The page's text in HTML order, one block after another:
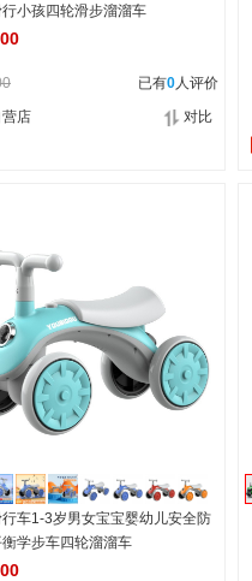
行小孩四轮滑步溜溜车
已有0人评价
店
对比
行车1-3岁男女宝宝婴幼儿安全防
学步车四轮溜溜车